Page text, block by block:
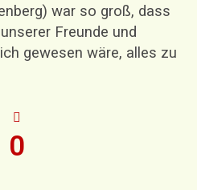
war so groß, dass
Freunde und
gewesen wäre, alles zu
0